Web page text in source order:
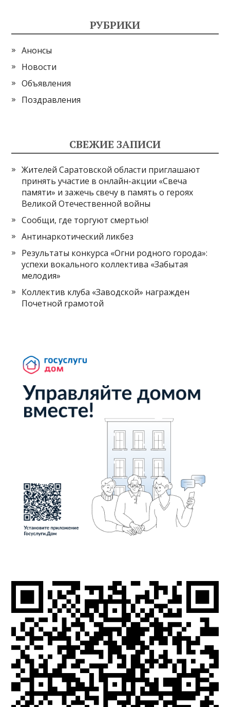
РУБРИКИ
Анонсы
Новости
Объявления
Поздравления
СВЕЖИЕ ЗАПИСИ
Жителей Саратовской области приглашают
принять участие в онлайн-акции «Свеча
памяти» и зажечь свечу в память о героях
Великой Отечественной войны
Сообщи, где торгуют смертью!
Антинаркотический ликбез
Результаты конкурса «Огни родного города»:
успехи вокального коллектива «Забытая
мелодия»
Коллектив клуба «Заводской» награжден
Почетной грамотой